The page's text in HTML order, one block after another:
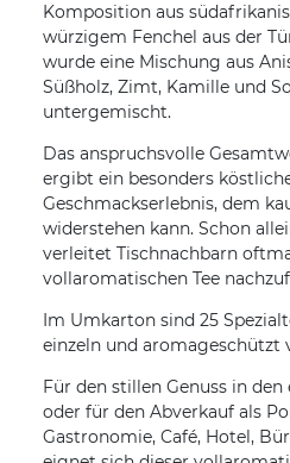
Komposition aus
würzigem Fenchel aus der
wurde eine Mischung aus
Süßholz, Zimt, Kamille und
untergemischt.
Das anspruchsvolle
ergibt ein besonders
Geschmackserlebnis, dem
widerstehen kann. Schon
verleitet Tischnachbarn
vollaromatischen Tee
Im Umkarton sind 25
einzeln und aromageschützt
Für den stillen Genuss in
oder für den Abverkauf als
Gastronomie, Café, Hotel,